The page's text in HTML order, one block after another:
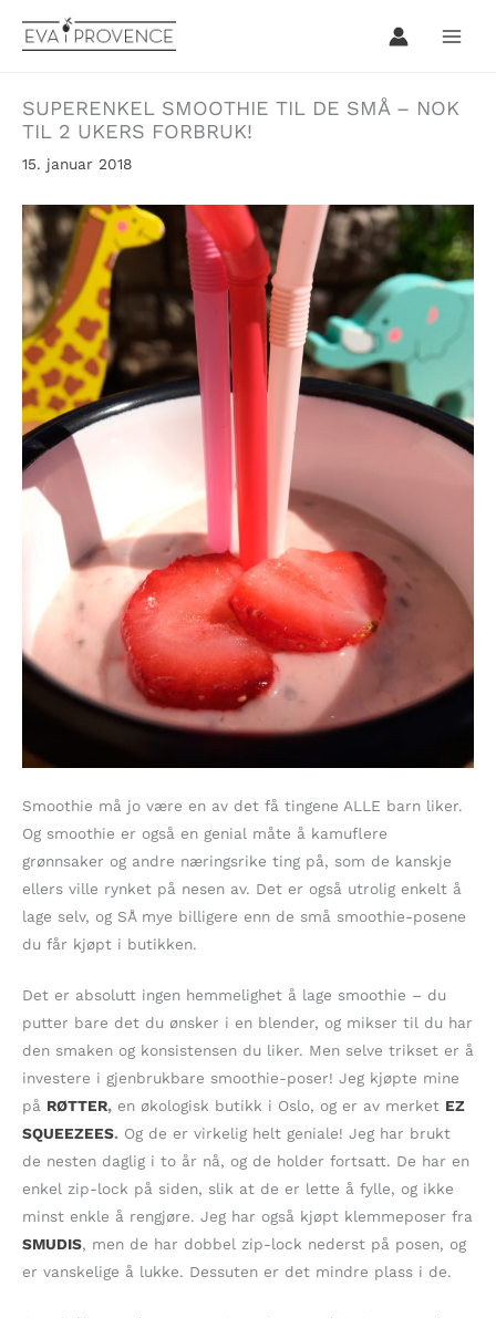
rett
SUPERENKEL SMOOTHIE TIL DE SMÅ – NOK
TIL 2 UKERS FORBRUK!
15. januar 2018
Smoothie må jo være en av det få tingene ALLE barn liker.
Og smoothie er også en genial måte å kamuflere
grønnsaker og andre næringsrike ting på, som de kanskje
ellers ville rynket på nesen av. Det er også utrolig enkelt å
lage selv, og SÅ mye billigere enn de små smoothie-posene
du får kjøpt i butikken.
Det er absolutt ingen hemmelighet å lage smoothie – du
putter bare det du ønsker i en blender, og mikser til du har
den smaken og konsistensen du liker. Men selve trikset er å
investere i gjenbrukbare smoothie-poser! Jeg kjøpte mine
på RØTTER, en økologisk butikk i Oslo, og er av merket EZ
SQUEEZEES. Og de er virkelig helt geniale! Jeg har brukt
de nesten daglig i to år nå, og de holder fortsatt. De har en
enkel zip-lock på siden, slik at de er lette å fylle, og ikke
minst enkle å rengjøre. Jeg har også kjøpt klemmeposer fra
SMUDIS, men de har dobbel zip-lock nederst på posen, og
er vanskelige å lukke. Dessuten er det mindre plass i de.